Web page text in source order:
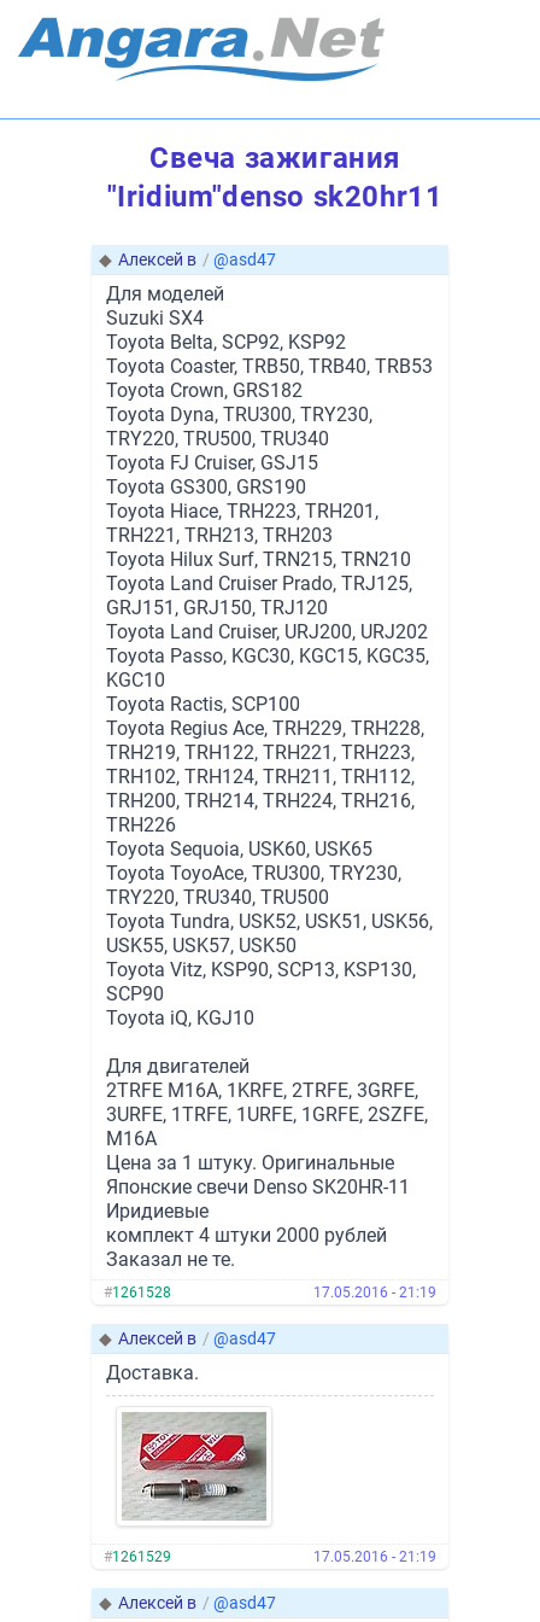
Свеча зажигания
"Iridium"denso sk20hr11
◆ Алексей в / @asd47
Для моделей
Suzuki SX4
Toyota Belta, SCP92, KSP92
Toyota Coaster, TRB50, TRB40, TRB53
Toyota Crown, GRS182
Toyota Dyna, TRU300, TRY230,
TRY220, TRU500, TRU340
Toyota FJ Cruiser, GSJ15
Toyota GS300, GRS190
Toyota Hiace, TRH223, TRH201,
TRH221, TRH213, TRH203
Toyota Hilux Surf, TRN215, TRN210
Toyota Land Cruiser Prado, TRJ125,
GRJ151, GRJ150, TRJ120
Toyota Land Cruiser, URJ200, URJ202
Toyota Passo, KGC30, KGC15, KGC35,
KGC10
Toyota Ractis, SCP100
Toyota Regius Ace, TRH229, TRH228,
TRH219, TRH122, TRH221, TRH223,
TRH102, TRH124, TRH211, TRH112,
TRH200, TRH214, TRH224, TRH216,
TRH226
Toyota Sequoia, USK60, USK65
Toyota ToyoAce, TRU300, TRY230,
TRY220, TRU340, TRU500
Toyota Tundra, USK52, USK51, USK56,
USK55, USK57, USK50
Toyota Vitz, KSP90, SCP13, KSP130,
SCP90
Toyota iQ, KGJ10
Для двигателей
2TRFE M16A, 1KRFE, 2TRFE, 3GRFE,
3URFE, 1TRFE, 1URFE, 1GRFE, 2SZFE,
M16A
Цена за 1 штуку. Оригинальные
Японские свечи Denso SK20HR-11
Иридиевые
комплект 4 штуки 2000 рублей
Заказал не те.
#1261528 17.05.2016 - 21:19
◆ Алексей в / @asd47
Доставка.
#1261529 17.05.2016 - 21:19
◆ Алексей в / @asd47